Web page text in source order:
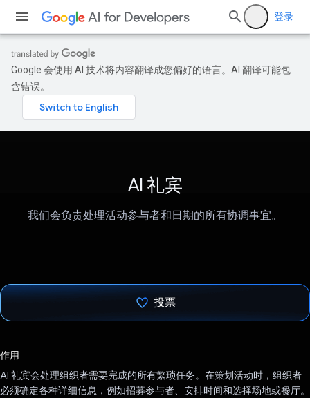
登录
Google 会使用 AI 技术将内容翻译成您偏好的语言。AI 翻译可能包
含错误。
AI 礼宾
我们会负责处理活动参与者和日期的所有协调事宜。
投票
作用
AI 礼宾会处理组织者需要完成的所有繁琐任务。在策划活动时，组织者
必须确定各种详细信息，例如招募参与者、安排时间和选择场地或餐厅。